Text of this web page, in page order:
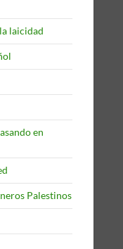
laicidad
en
Palestinos